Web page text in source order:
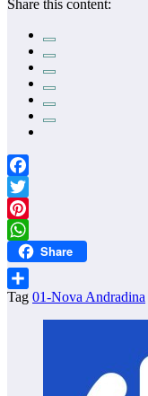
Share this content:
Facebook
Twitter
Pinterest
WhatsApp
Share
Share
Tag 01-Nova Andradina